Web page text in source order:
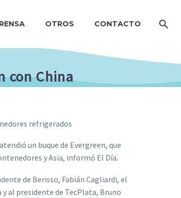
OTROS CONTACTO
con China
refrigerados
un buque de Evergreen, que
y Asia, informó El Día.
de Berisso, Fabián Cagliardi, el
al presidente de TecPlata, Bruno